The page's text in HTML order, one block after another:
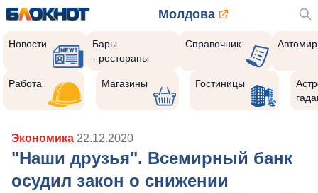
Молдова
Новости
Бары
- рестораны
Справочник Автомир
Работа Магазины Гостиницы
Экономика 22.12.2020
"Наши друзья". Всемирный банк
осудил закон о снижении